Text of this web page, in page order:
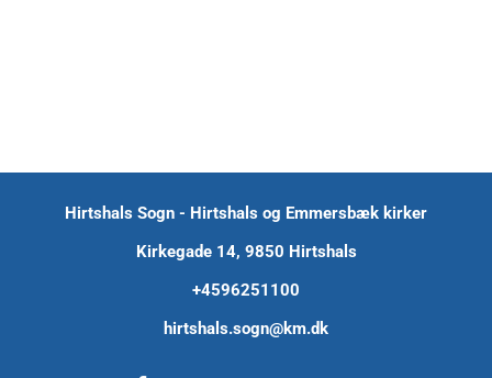
Hirtshals Sogn - Hirtshals og Emmersbæk kirker
Kirkegade 14, 9850 Hirtshals
+4596251100
hirtshals.sogn@km.dk